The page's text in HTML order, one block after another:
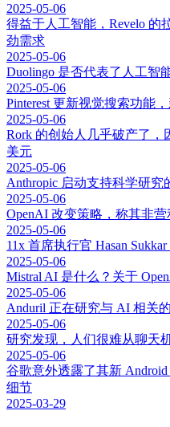
2025-05-06
得益于人工智能，Revelo 的
劲需求
2025-05-06
Duolingo 是否代表了人工智
2025-05-06
Pinterest 更新视觉搜索功能
2025-05-06
Rork 的创始人几乎破产了，
美元
2025-05-06
Anthropic 启动支持科学研究
2025-05-06
OpenAI 改变策略，称其非
2025-05-06
11x 首席执行官 Hasan
2025-05-06
Mistral AI 是什么？关于
2025-05-06
Anduril 正在研究与 AI 相关
2025-05-06
研究发现，人们很难从聊天
2025-05-06
谷歌意外透露了其新 Android
细节
2025-03-29